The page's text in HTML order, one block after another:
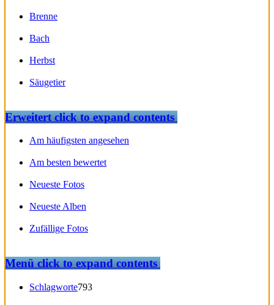
Brenne
Bach
Herbst
Säugetier
Erweitertclick to expand contents
Am häufigsten angesehen
Am besten bewertet
Neueste Fotos
Neueste Alben
Zufällige Fotos
Menüclick to expand contents
Schlagworte793